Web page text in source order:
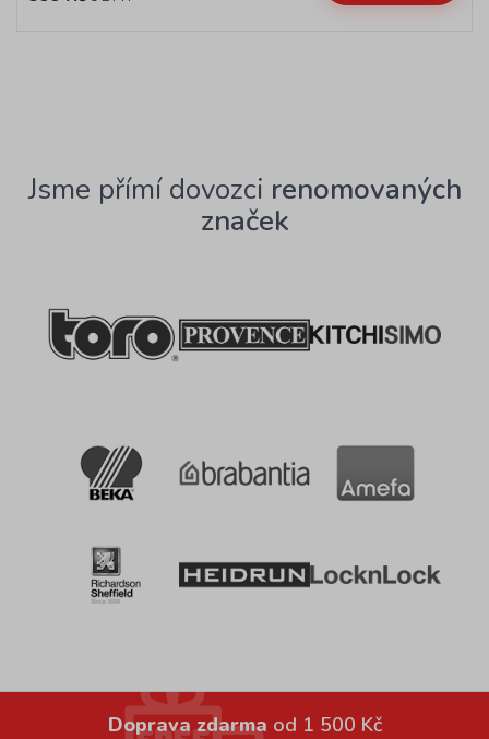
Jsme přímí dovozci renomovaných
značek
Doprava zdarma od 1 500 Kč